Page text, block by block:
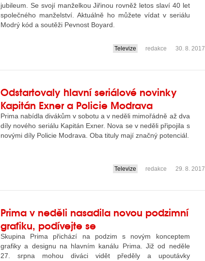
jubileum. Se svojí manželkou Jiřinou rovněž letos slaví 40 let
společného manželství. Aktuálně ho můžete vídat v seriálu
Modrý kód a soutěži Pevnost Boyard.
Televize redakce 30. 8. 2017
Odstartovaly hlavní seriálové novinky
Kapitán Exner a Policie Modrava
Prima nabídla divákům v sobotu a v neděli mimořádně až dva
díly nového seriálu Kapitán Exner. Nova se v neděli připojila s
novými díly Policie Modrava. Oba tituly mají značný potenciál.
Televize redakce 29. 8. 2017
Prima v neděli nasadila novou podzimní
grafiku, podívejte se
Skupina Prima přichází na podzim s novým konceptem
grafiky a designu na hlavním kanálu Prima. Již od neděle
27. srpna mohou diváci vidět předěly a upoutávky